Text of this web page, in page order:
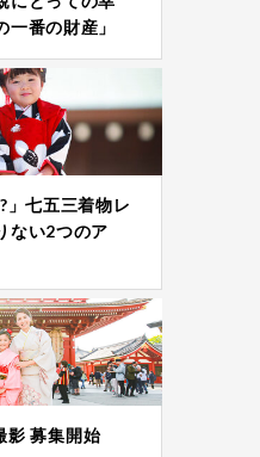
番の財産」
」七五三着物レ
ない2つのア
影 募集開始